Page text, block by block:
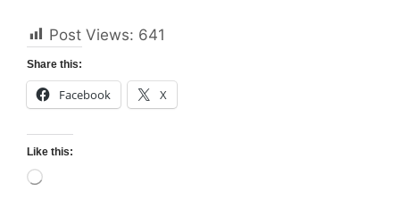
Post Views: 641
Share this:
Facebook X
Like this:
Loading…